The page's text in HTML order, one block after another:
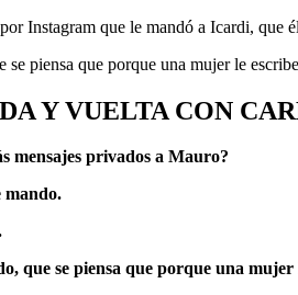
Instagram que le mandó a Icardi, que
piensa que porque una mujer le
Y VUELTA CON
mensajes privados a Mauro?
mando.
que se piensa que porque una